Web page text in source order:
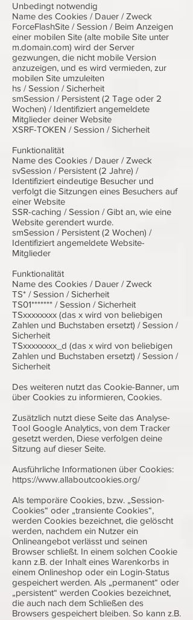
Unbedingt notwendig
Name des Cookies / Dauer / Zweck
ForceFlashSite / Session / Beim Anzeigen
einer mobilen Site (alte mobile Site unter
m.domain.com) wird der Server
gezwungen, die nicht mobile Version
anzuzeigen, und es wird vermieden, zur
mobilen Site umzuleiten
hs / Session / Sicherheit
smSession / Persistent (2 Tage oder 2
Wochen) / Identifiziert angemeldete
Mitglieder deiner Website
XSRF-TOKEN / Session / Sicherheit
Funktionalität
Name des Cookies / Dauer / Zweck
svSession / Persistent (2 Jahre) /
Identifiziert eindeutige Besucher und
verfolgt die Sitzungen eines Besuchers auf
einer Website
SSR-caching / Session / Gibt an, wie eine
Website gerendert wurde.
smSession / Persistent (2 Wochen) /
Identifiziert angemeldete Website-
Mitglieder
Funktionalität
Name des Cookies / Dauer / Zweck
TS* / Session / Sicherheit
TS01******* / Session / Sicherheit
TSxxxxxxxx (das x wird von beliebigen
Zahlen und Buchstaben ersetzt) / Session /
Sicherheit
TSxxxxxxxx_d (das x wird von beliebigen
Zahlen und Buchstaben ersetzt) / Session /
Sicherheit
Des weiteren nutzt das Cookie-Banner, um
über Cookies zu informieren, Cookies.
Zusätzlich nutzt diese Seite das Analyse-
Tool Google Analytics, von dem Tracker
gesetzt werden, Diese verfolgen deine
Sitzung auf dieser Seite.
Ausführliche Informationen über Cookies:
https://www.allaboutcookies.org/
Als temporäre Cookies, bzw. „Session-
Cookies“ oder „transiente Cookies“,
werden Cookies bezeichnet, die gelöscht
werden, nachdem ein Nutzer ein
Onlineangebot verlässt und seinen
Browser schließt. In einem solchen Cookie
kann z.B. der Inhalt eines Warenkorbs in
einem Onlineshop oder ein Login-Status
gespeichert werden. Als „permanent“ oder
„persistent“ werden Cookies bezeichnet,
die auch nach dem Schließen des
Browsers gespeichert bleiben. So kann z.B.